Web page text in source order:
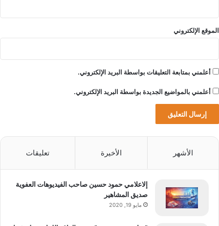
الموقع الإلكتروني
أعلمني بمتابعة التعليقات بواسطة البريد الإلكتروني.
أعلمني بالمواضيع الجديدة بواسطة البريد الإلكتروني.
الأشهر الأخيرة تعليقات
إلاعلامي حمود حسين صاحب الفيديوهات العفوية
صديق المشاهير
مايو 19, 2020